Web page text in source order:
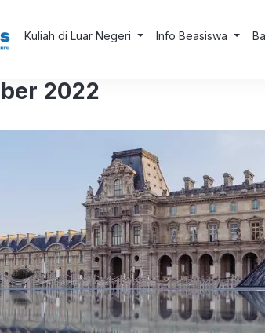
Kuliah di Luar Negeri Info Beasiswa
2022